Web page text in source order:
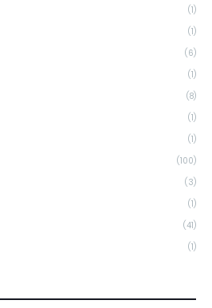
(1)
(1)
(6)
(1)
(8)
(1)
(1)
(100)
(3)
(1)
(41)
(1)